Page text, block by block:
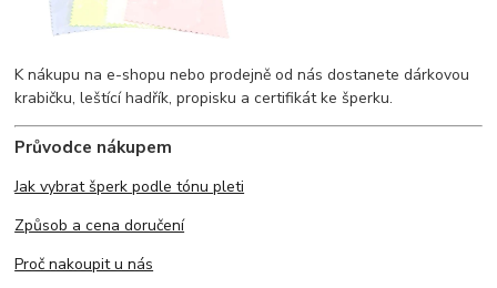
K nákupu na e-shopu nebo prodejně od nás dostanete dárkovou
krabičku, leštící hadřík, propisku a certifikát ke šperku.
Průvodce nákupem
Jak vybrat šperk podle tónu pleti
Způsob a cena doručení
Proč nakoupit u nás